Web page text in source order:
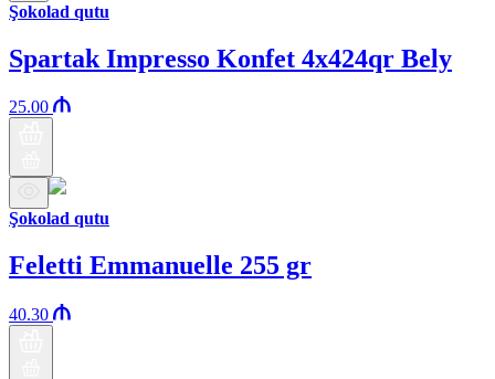
Şokolad qutu
Spartak Impresso Konfet 4x424qr Bely
25.00
Şokolad qutu
Feletti Emmanuelle 255 gr
40.30